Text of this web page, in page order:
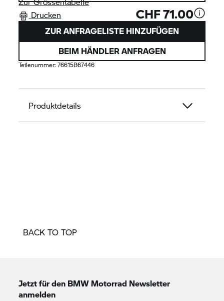
Drucken
CHF 71.00
ZUR ANFRAGELISTE HINZUFÜGEN
BEIM HÄNDLER ANFRAGEN
Teilenummer:76615B67446
Produktdetails
BACK TO TOP
Jetzt für den BMW Motorrad Newsletter
anmelden